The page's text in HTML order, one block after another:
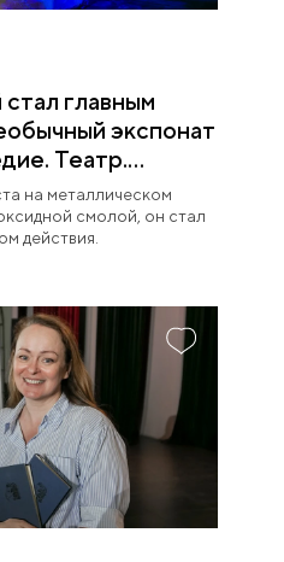
главным
экспонат
Театр.
на металлическом
смолой, он стал
действия.